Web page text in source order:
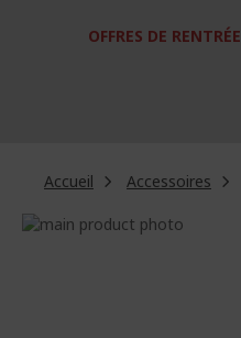
OFFRES DE RENTRÉE
Accueil Accessoires
Passer